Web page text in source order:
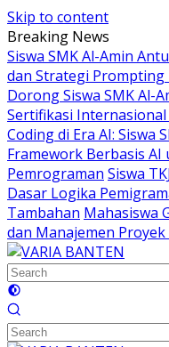
Skip to content
Breaking News
Siswa SMK Al-Amin
dan Strategi Prompting
Dorong Siswa SMK Al-
Sertifikasi
Coding di Era AI: Siswa
Framework Berbasis
Pemrograman Siswa
Dasar Logika
Tambahan Mahasiswa
dan Manajemen Proyek